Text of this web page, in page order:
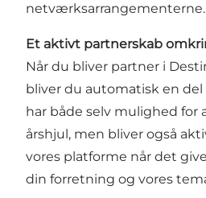
netværksarrangementerne.
Et aktivt partnerskab
Når du bliver partner i
bliver du automatisk en del
har både selv mulighed for
årshjul, men bliver også
vores platforme når det
din forretning og vores